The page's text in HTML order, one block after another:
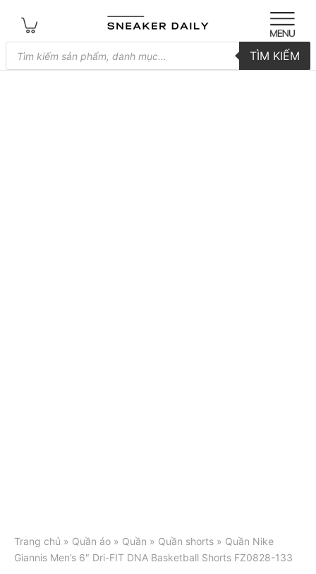
Tìm
kiếm
sản
TÌM KIẾM
Trang chủ » Quần áo » Quần » Quần shorts » Quần Nike
Giannis Men’s 6″ Dri-FIT DNA Basketball Shorts FZ0828-133